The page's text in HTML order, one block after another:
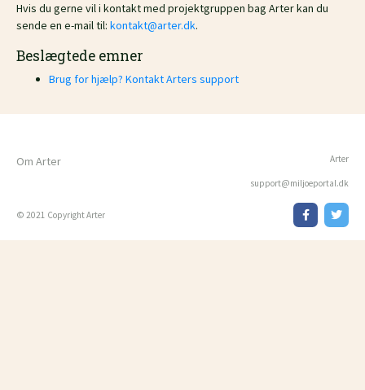
Hvis du gerne vil i kontakt med projektgruppen bag Arter kan du
sende en e-mail til: kontakt@arter.dk.
Beslægtede emner
Brug for hjælp? Kontakt Arters support
Om Arter Arter
support@miljoeportal.dk
© 2021 Copyright Arter